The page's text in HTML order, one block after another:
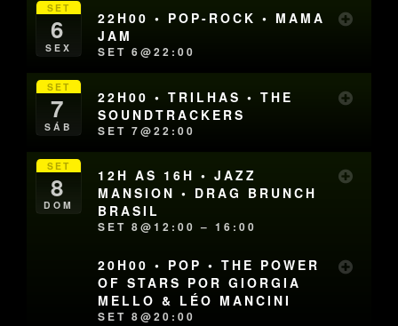
SET
6
SEX
22H00 • POP-ROCK • MAMA
JAM
SET 6@22:00
SET
7
SÁB
22H00 • TRILHAS • THE
SOUNDTRACKERS
SET 7@22:00
SET
8
DOM
12H AS 16H • JAZZ
MANSION • DRAG BRUNCH
BRASIL
SET 8@12:00 – 16:00
20H00 • POP • THE POWER
OF STARS POR GIORGIA
MELLO & LÉO MANCINI
SET 8@20:00